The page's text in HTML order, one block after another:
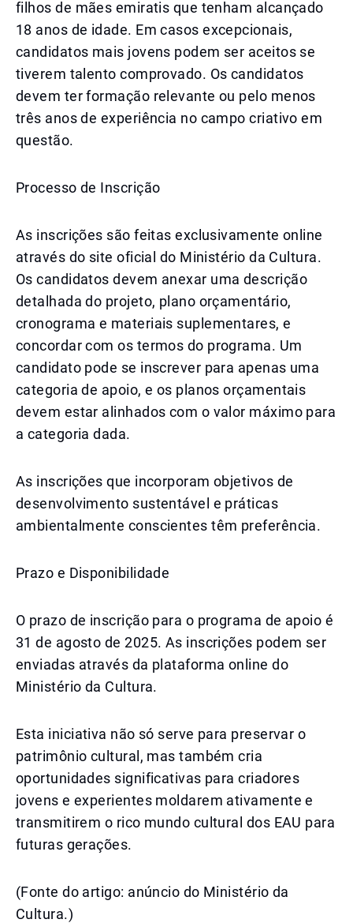
filhos de mães emiratis que tenham alcançado
18 anos de idade. Em casos excepcionais,
candidatos mais jovens podem ser aceitos se
tiverem talento comprovado. Os candidatos
devem ter formação relevante ou pelo menos
três anos de experiência no campo criativo em
questão.
Processo de Inscrição
As inscrições são feitas exclusivamente online
através do site oficial do Ministério da Cultura.
Os candidatos devem anexar uma descrição
detalhada do projeto, plano orçamentário,
cronograma e materiais suplementares, e
concordar com os termos do programa. Um
candidato pode se inscrever para apenas uma
categoria de apoio, e os planos orçamentais
devem estar alinhados com o valor máximo para
a categoria dada.
As inscrições que incorporam objetivos de
desenvolvimento sustentável e práticas
ambientalmente conscientes têm preferência.
Prazo e Disponibilidade
O prazo de inscrição para o programa de apoio é
31 de agosto de 2025. As inscrições podem ser
enviadas através da plataforma online do
Ministério da Cultura.
Esta iniciativa não só serve para preservar o
patrimônio cultural, mas também cria
oportunidades significativas para criadores
jovens e experientes moldarem ativamente e
transmitirem o rico mundo cultural dos EAU para
futuras gerações.
(Fonte do artigo: anúncio do Ministério da
Cultura.)